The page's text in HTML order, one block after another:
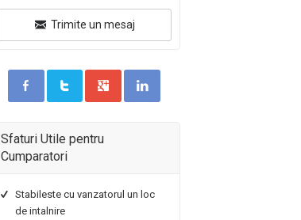
Trimite un mesaj
Sfaturi Utile pentru
Cumparatori
Stabileste cu vanzatorul un loc
de intalnire